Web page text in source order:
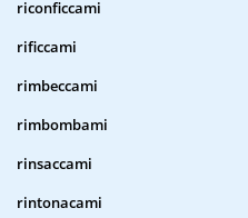
riconficcami
rificcami
rimbeccami
rimbombami
rinsaccami
rintonacami